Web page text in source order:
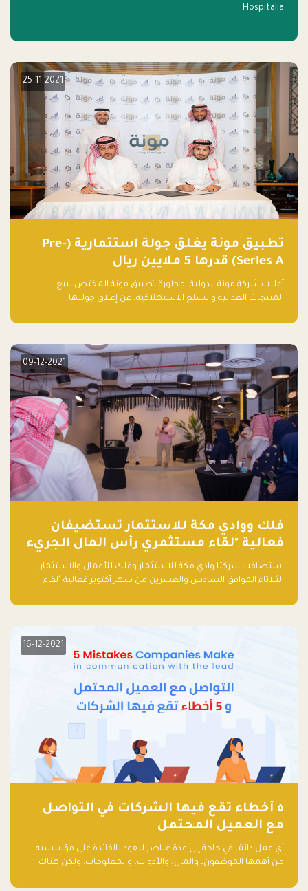
Hospitalia
25-11-2021
تطبيق مونة يغلق جولة استثمارية (Pre-
Series A) قدرها 5 ملايين ريال
أعلنت شركة مونة الدولية، مطورة تطبيق مونة المختص ببيع
المنتجات الغذائية والسلع الاستهلاكية، عن إغلاق جولتها
دولار أمريكي)، بقيادة شركتي دعم المنشآت المحدودة وتسارع القابضة
09-12-2021
فلك ووادي مكة للاستثمار تستضيفان
فعالية "لقاء مستثمري رأس المال الجريء
في المنطقة"
استضافت شركتا وادي مكة للاستثمار وفلك للأعمال والاستثمار
الثلاثاء الموافق السادس والعشرين من شهر أكتوبر فعالية "لقاء
مشاركاً من أبرز صناديق رأس المال الجريء وممثلي المؤسسات
16-12-2021
٥ أخطاء تقع فيها الشركات في التواصل
مع العميل المحتمل
أي عمل دائمًا في حاجة إلى عدة عناصر ليعود بالفائدة على مؤسسيه،
من أهمها الموظفون، والمال، والأدوات، والمعلومات. ولكن هناك